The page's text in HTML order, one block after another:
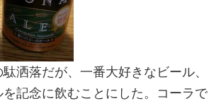
洒落だが、一番大好きなビール、
を記念に飲むことにした。コーラで